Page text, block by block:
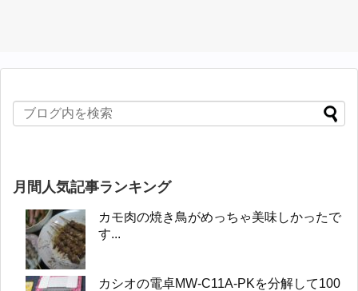
月間人気記事ランキング
カモ肉の焼き鳥がめっちゃ美味しかったで
す...
カシオの電卓MW-C11A-PKを分解して100